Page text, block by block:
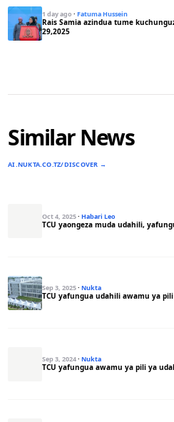
1 day ago ·Fatuma Hussein
Rais Samia azindua tume
29,2025
Similar News
AI.NUKTA.CO.TZ/DISCOVER →
Oct 4, 2025·Habari Leo
TCU yaongeza muda udahili,
Sep 3, 2025·Nukta
TCU yafungua udahili awamu ya
Sep 3, 2024·Nukta
TCU yafungua awamu ya pili ya